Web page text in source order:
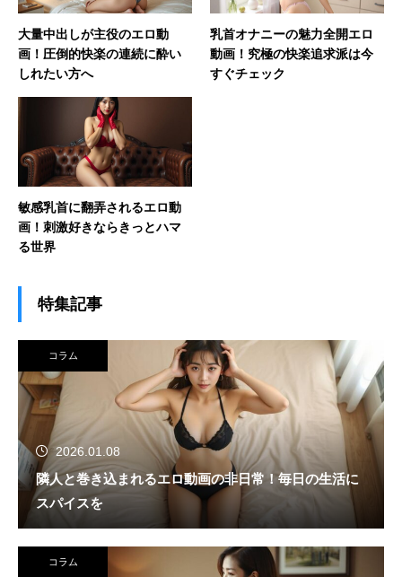
大量中出しが主役のエロ動
画！圧倒的快楽の連続に酔い
しれたい方へ
乳首オナニーの魅力全開エロ
動画！究極の快楽追求派は今
すぐチェック
敏感乳首に翻弄されるエロ動
画！刺激好きならきっとハマ
る世界
特集記事
コラム
2026.01.08
隣人と巻き込まれるエロ動画の非日常！毎日の生活に
スパイスを
コラム